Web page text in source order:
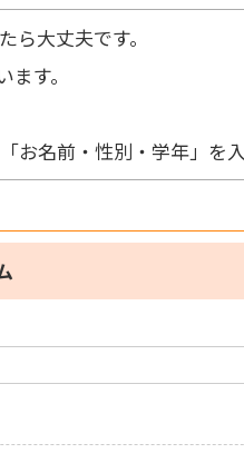
大丈夫です。
す。
名前・性別・学年」を入